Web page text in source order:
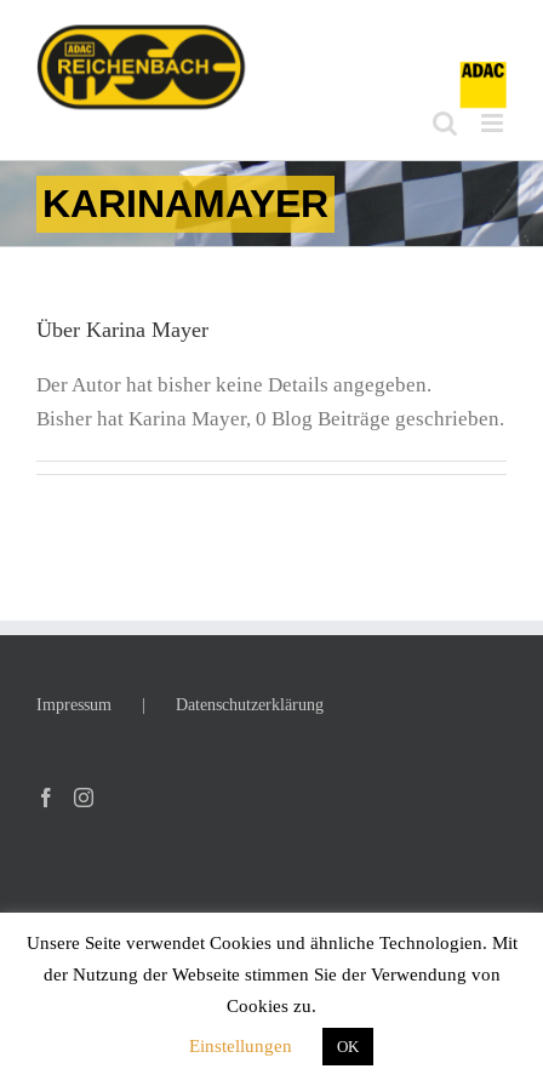
Inhalt
springen
KARINAMAYER
Über Karina Mayer
Der Autor hat bisher keine Details angegeben.
Bisher hat Karina Mayer, 0 Blog Beiträge geschrieben.
Impressum Datenschutzerklärung
Unsere Seite verwendet Cookies und ähnliche Technologien. Mit
der Nutzung der Webseite stimmen Sie der Verwendung von
Cookies zu.
Einstellungen OK